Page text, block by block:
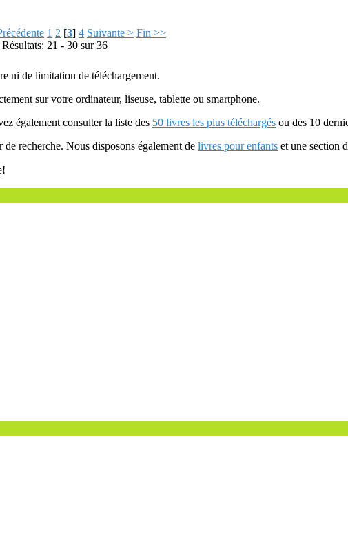
1 2 [3] 4 Suivante > Fin >>
Résultats: 21 - 30 sur 36
ni de limitation de téléchargement.
sur votre ordinateur, liseuse, tablette ou smartphone.
également consulter la liste des 50 livres les plus téléchargés ou des 10
recherche. Nous disposons également de livres pour enfants et une section